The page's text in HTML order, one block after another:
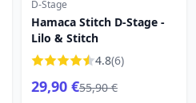
D-Stage
Hamaca Stitch D-Stage -
Lilo & Stitch
4.8(6)
29,90 €55,90 €